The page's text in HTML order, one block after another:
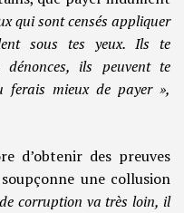
qui sontcensés appliquer
sous tes yeux. Ils te
ils peuvent te
ferais mieux de payer »,
d’obtenir des preuves
une collusion
de corruption va très loin, il